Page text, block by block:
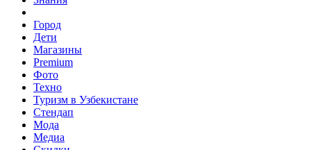
Город
Дети
Магазины
Premium
Фото
Техно
Туризм в Узбекистане
Стендап
Мода
Медиа